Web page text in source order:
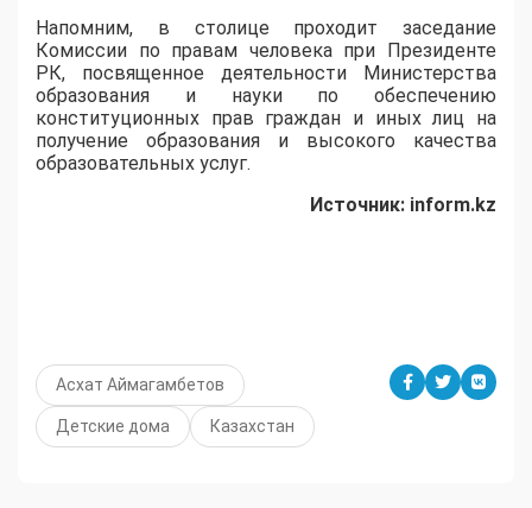
Напомним, в столице проходит заседание
Комиссии по правам человека при Президенте
РК, посвященное деятельности Министерства
образования и науки по обеспечению
конституционных прав граждан и иных лиц на
получение образования и высокого качества
образовательных услуг.
Источник: inform.kz
Асхат Аймагамбетов
Детские дома Казахстан